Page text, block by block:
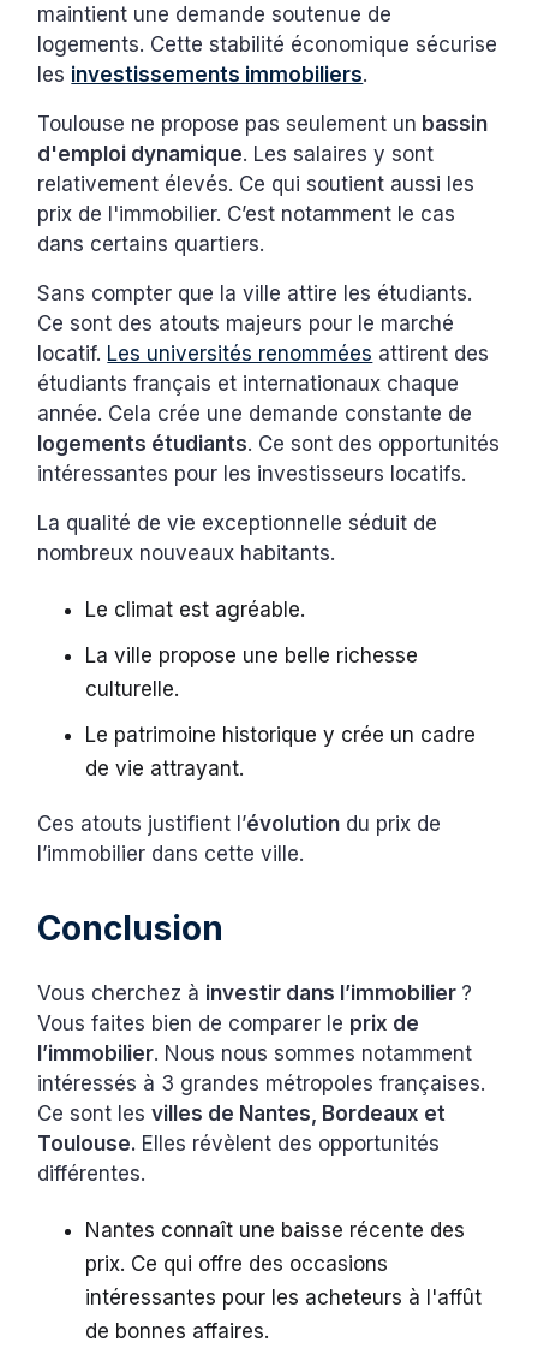
maintient une demande soutenue de
logements. Cette stabilité économique sécurise
les investissements immobiliers.
Toulouse ne propose pas seulement un bassin
d'emploi dynamique. Les salaires y sont
relativement élevés. Ce qui soutient aussi les
prix de l'immobilier. C’est notamment le cas
dans certains quartiers.
Sans compter que la ville attire les étudiants.
Ce sont des atouts majeurs pour le marché
locatif. Les universités renommées attirent des
étudiants français et internationaux chaque
année. Cela crée une demande constante de
logements étudiants. Ce sont des opportunités
intéressantes pour les investisseurs locatifs.
La qualité de vie exceptionnelle séduit de
nombreux nouveaux habitants.
Le climat est agréable.
La ville propose une belle richesse
culturelle.
Le patrimoine historique y crée un cadre
de vie attrayant.
Ces atouts justifient l’évolution du prix de
l’immobilier dans cette ville.
Conclusion
Vous cherchez à investir dans l’immobilier ?
Vous faites bien de comparer le prix de
l’immobilier. Nous nous sommes notamment
intéressés à 3 grandes métropoles françaises.
Ce sont lesvilles de Nantes, Bordeaux et
Toulouse. Elles révèlent des opportunités
différentes.
Nantes connaît une baisse récente des
prix. Ce qui offre des occasions
intéressantes pour les acheteurs à l'affût
de bonnes affaires.